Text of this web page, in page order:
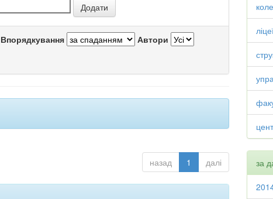
Впорядкування Автори
назад 1 далі за